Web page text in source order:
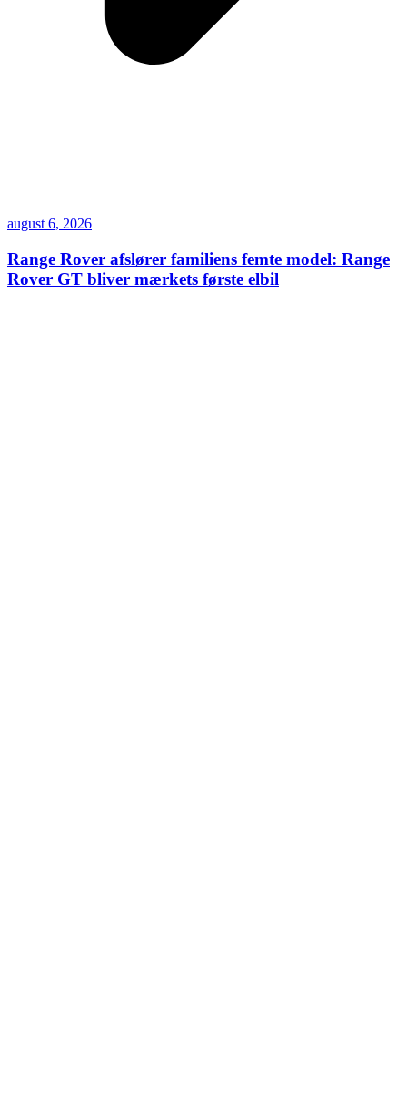
august 6, 2026
Range Rover afslører familiens femte model: Range
Rover GT bliver mærkets første elbil